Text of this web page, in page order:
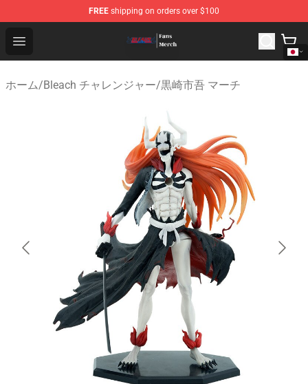
FREE shipping on orders over $100
Open menu
Bleach Store - Official Bleach Merchandise Shop
ホーム/Bleach チャレンジャー/黒崎市吾 マーチ